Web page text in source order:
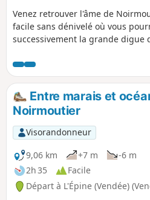
Venez retrouver l'âme de
facile sans dénivelé où vous
successivement la grande digue
vendéennes de la ville de
Entre marais et
Noirmoutier
Visorandonneur
9,06 km
+7 m
-6 m
2h 35
Facile
Départ à L'Épine (Vendée)